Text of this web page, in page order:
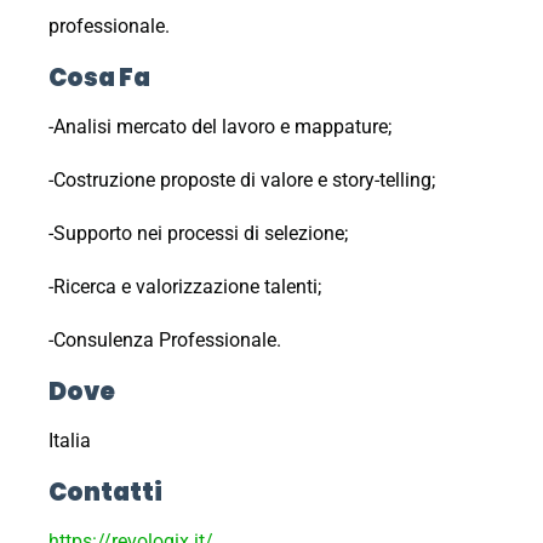
professionale.
Cosa Fa
-Analisi mercato del lavoro e mappature;
-Costruzione proposte di valore e story-telling;
-Supporto nei processi di selezione;
-Ricerca e valorizzazione talenti;
-Consulenza Professionale.
Dove
Italia
Contatti